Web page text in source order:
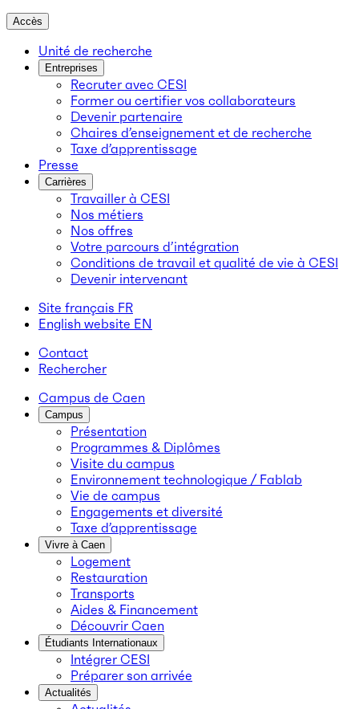
Accès
Unité de recherche
Entreprises
Recruter avec CESI
Former ou certifier vos collaborateurs
Devenir partenaire
Chaires d’enseignement et de recherche
Taxe d’apprentissage
Presse
Carrières
Travailler à CESI
Nos métiers
Nos offres
Votre parcours d’intégration
Conditions de travail et qualité de vie à CESI
Devenir intervenant
Site français FR
English website EN
Contact
Rechercher
Campus de Caen
Campus
Présentation
Programmes & Diplômes
Visite du campus
Environnement technologique / Fablab
Vie de campus
Engagements et diversité
Taxe d’apprentissage
Vivre à Caen
Logement
Restauration
Transports
Aides & Financement
Découvrir Caen
Étudiants Internationaux
Intégrer CESI
Préparer son arrivée
Actualités